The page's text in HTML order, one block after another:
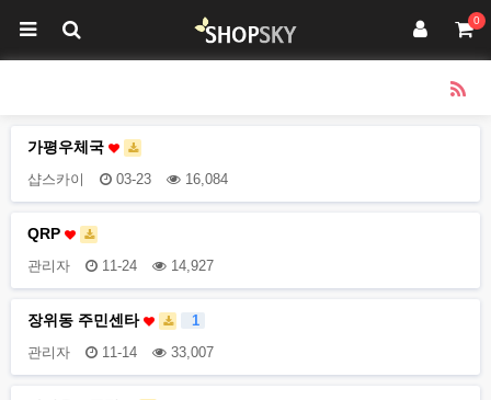
0
가평우체국
샵스카이 03-23 16,084
QRP
관리자 11-24 14,927
장위동 주민센타
1
관리자
11-14 33,007